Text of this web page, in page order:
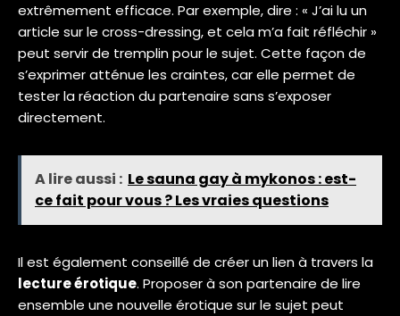
extrêmement efficace. Par exemple, dire : « J’ai lu un
article sur le cross-dressing, et cela m’a fait réfléchir »
peut servir de tremplin pour le sujet. Cette façon de
s’exprimer atténue les craintes, car elle permet de
tester la réaction du partenaire sans s’exposer
directement.
A lire aussi : Le sauna gay à mykonos : est-
ce fait pour vous ? Les vraies questions
Il est également conseillé de créer un lien à travers la
lecture érotique. Proposer à son partenaire de lire
ensemble une nouvelle érotique sur le sujet peut